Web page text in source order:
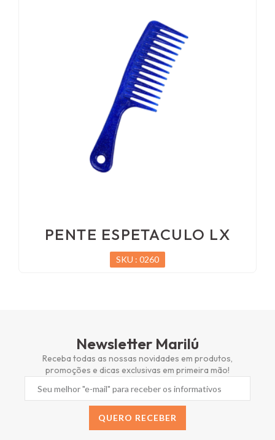
PENTE ESPETACULO LX
SKU : 0260
Newsletter Marilú
Receba todas as nossas novidades em produtos,
promoções e dicas exclusivas em primeira mão!
QUERO RECEBER